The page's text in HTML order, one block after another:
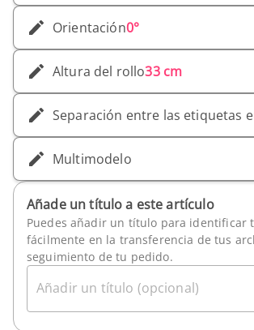
Orientación0°
Altura del rollo33 cm
Separación entre las etiquetas
Multimodelo
Añade un título a este artículo
Puedes añadir un título para identificar
fácilmente en la transferencia de tus
seguimiento de tu pedido.
Añadir un título (opcional)